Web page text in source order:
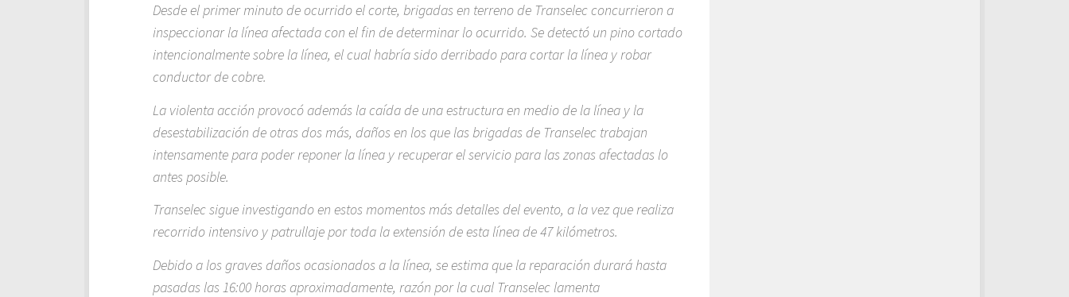
Desde el primer minuto de ocurrido el corte, brigadas en terreno de Transelec concurrieron a
inspeccionar la línea afectada con el fin de determinar lo ocurrido. Se detectó un pino cortado
intencionalmente sobre la línea, el cual habría sido derribado para cortar la línea y robar
conductor de cobre.
La violenta acción provocó además la caída de una estructura en medio de la línea y la
desestabilización de otras dos más, daños en los que las brigadas de Transelec trabajan
intensamente para poder reponer la línea y recuperar el servicio para las zonas afectadas lo
antes posible.
Transelec sigue investigando en estos momentos más detalles del evento, a la vez que realiza
recorrido intensivo y patrullaje por toda la extensión de esta línea de 47 kilómetros.
Debido a los graves daños ocasionados a la línea, se estima que la reparación durará hasta
pasadas las 16:00 horas aproximadamente, razón por la cual Transelec lamenta